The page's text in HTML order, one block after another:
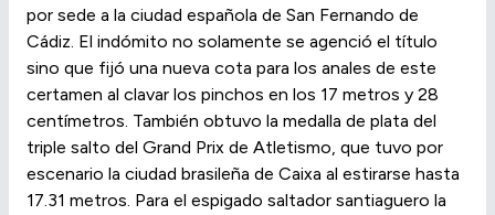
por sede a la ciudad española de San Fernando de
Cádiz. El indómito no solamente se agenció el título
sino que fijó una nueva cota para los anales de este
certamen al clavar los pinchos en los 17 metros y 28
centímetros. También obtuvo la medalla de plata del
triple salto del Grand Prix de Atletismo, que tuvo por
escenario la ciudad brasileña de Caixa al estirarse hasta
17.31 metros. Para el espigado saltador santiaguero la